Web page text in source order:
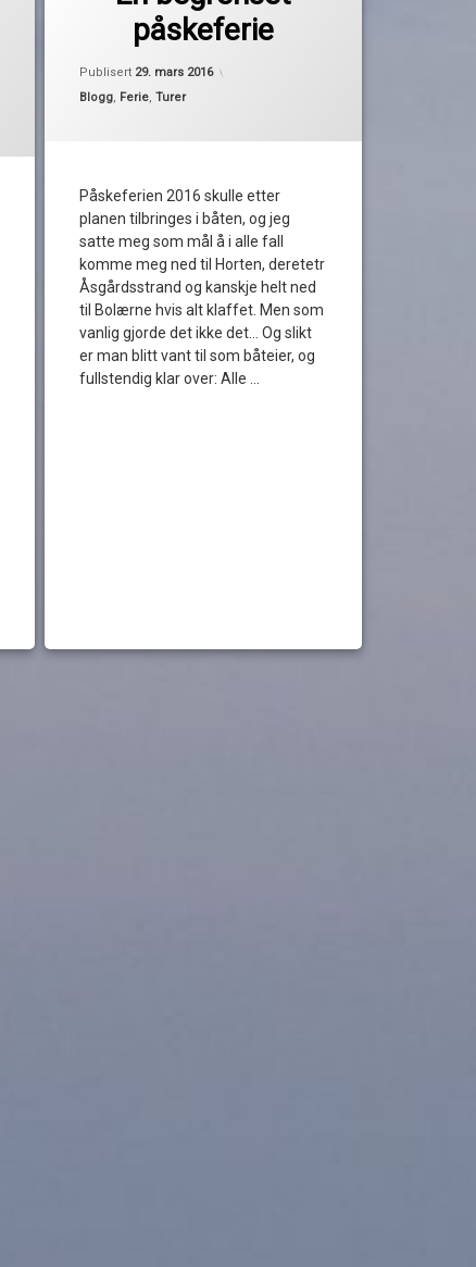
påskeferie
Publisert 29. mars 2016
Kategorier:
Blogg, Ferie, Turer
Påskeferien 2016 skulle etter
planen tilbringes i båten, og jeg
satte meg som mål å i alle fall
komme meg ned til Horten, deretetr
Åsgårdsstrand og kanskje helt ned
til Bolærne hvis alt klaffet. Men som
vanlig gjorde det ikke det… Og slikt
er man blitt vant til som båteier, og
fullstendig klar over: Alle …
bonus
fyllesjuk
havnekroa
jobbe
lading
oscarsborg